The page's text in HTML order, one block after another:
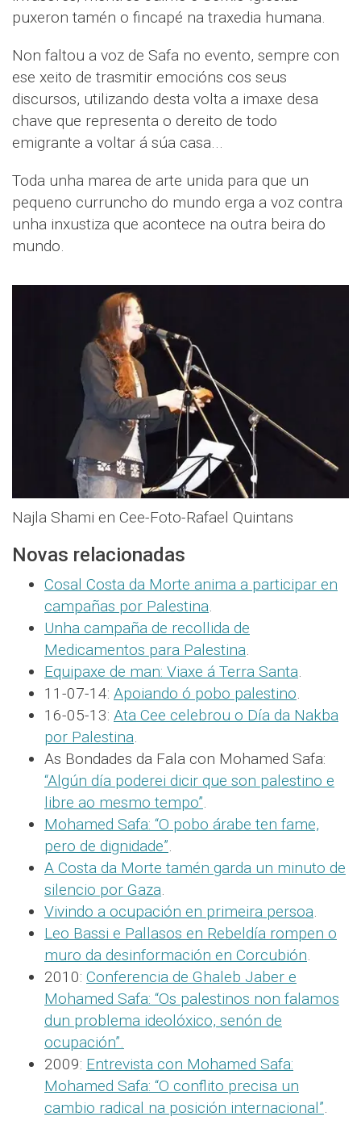
puxeron tamén o fincapé na traxedia humana.
Non faltou a voz de Safa no evento, sempre con
ese xeito de trasmitir emocións cos seus
discursos, utilizando desta volta a imaxe desa
chave que representa o dereito de todo
emigrante a voltar á súa casa...
Toda unha marea de arte unida para que un
pequeno curruncho do mundo erga a voz contra
unha inxustiza que acontece na outra beira do
mundo.
Najla Shami en Cee-Foto-Rafael Quintans
Novas relacionadas
Cosal Costa da Morte anima a participar en
campañas por Palestina.
Unha campaña de recollida de
Medicamentos para Palestina.
Equipaxe de man: Viaxe á Terra Santa.
11-07-14: Apoiando ó pobo palestino.
16-05-13: Ata Cee celebrou o Día da Nakba
por Palestina.
As Bondades da Fala con Mohamed Safa:
“Algún día poderei dicir que son palestino e
libre ao mesmo tempo”.
Mohamed Safa: “O pobo árabe ten fame,
pero de dignidade”.
A Costa da Morte tamén garda un minuto de
silencio por Gaza.
Vivindo a ocupación en primeira persoa.
Leo Bassi e Pallasos en Rebeldía rompen o
muro da desinformación en Corcubión.
2010: Conferencia de Ghaleb Jaber e
Mohamed Safa: “Os palestinos non falamos
dun problema ideolóxico, senón de
ocupación”.
2009: Entrevista con Mohamed Safa:
Mohamed Safa: “O conflito precisa un
cambio radical na posición internacional”.